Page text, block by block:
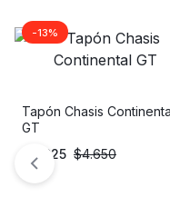
-30%
Switch Freno Trasero
Thunderbird
$17.342
12.173